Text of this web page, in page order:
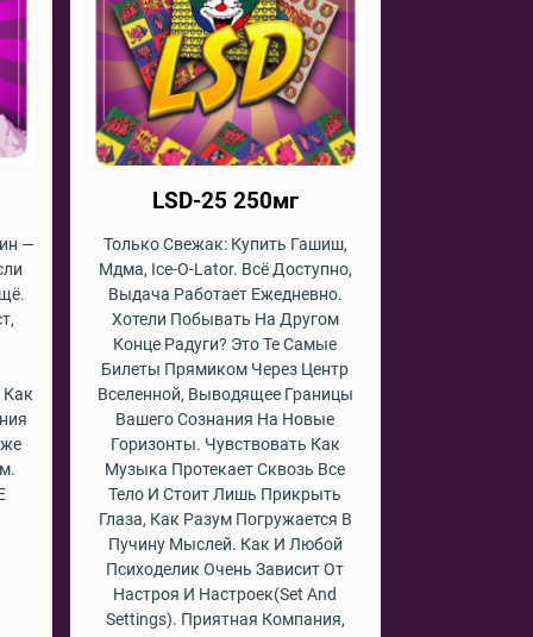
—
Как
LSD-25 250мг
Только Свежак: Купить Гашиш,
Мдма, Ice-O-Lator. Всё Доступно,
Выдача Работает Ежедневно.
Хотели Побывать На Другом
Конце Радуги? Это Те Самые
Билеты Прямиком Через Центр
Вселенной, Выводящее Границы
Вашего Сознания На Новые
Горизонты. Чувствовать Как
Музыка Протекает Сквозь Все
Тело И Стоит Лишь Прикрыть
Глаза, Как Разум Погружается В
Пучину Мыслей. Как И Любой
Психоделик Очень Зависит От
Настроя И Настроек(set And
Settings). Приятная Компания,